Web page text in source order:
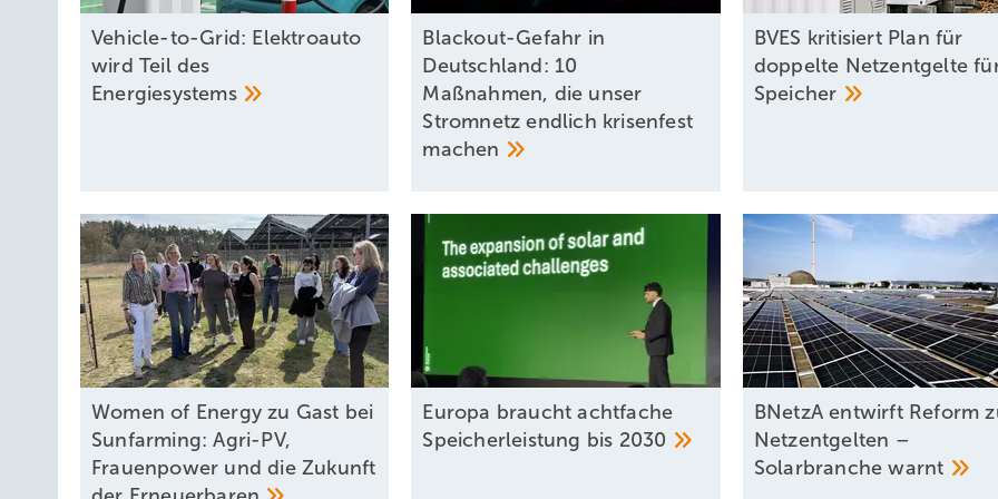
Vehicle-to-Grid: Elektroauto
wird Teil des
Energiesystems
Blackout-Gefahr in
Deutschland: 10
Maßnahmen, die unser
Stromnetz endlich krisenfest
machen
BVES kritisiert Plan für
doppelte Netzentgelte
Speicher
Women of Energy zu Gast bei
Sunfarming: Agri-PV,
Frauenpower und die Zukunft
Europa braucht achtfache
Speicherleistung bis 2030
BNetzA entwirft Reform
Netzentgelten –
Solarbranchewarnt